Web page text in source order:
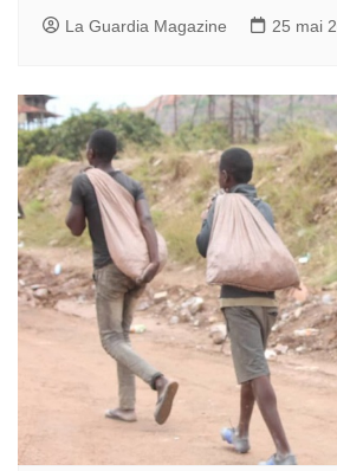
La Guardia Magazine 25 mai